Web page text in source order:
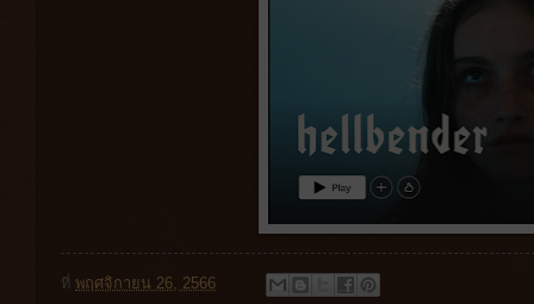
ที่ พฤศจิกายน 26, 2566